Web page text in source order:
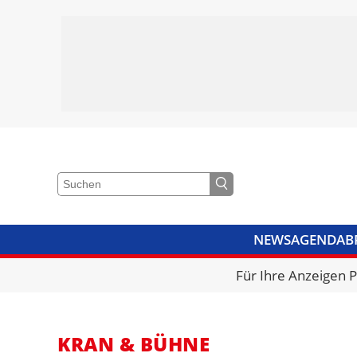
NEWSAGENDA
VIDEOSBIBLIOTHEK
Für Ihre Anzeigen
KRAN & BÜHNE